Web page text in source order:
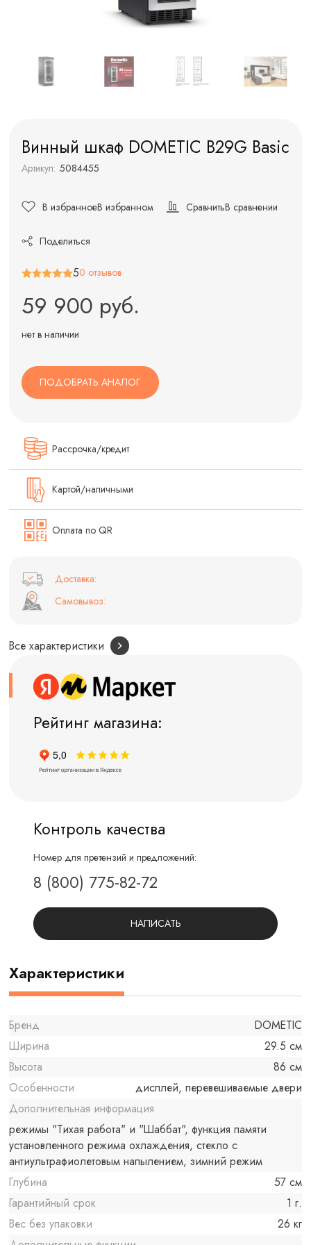
Винный шкаф DOMETIC B29G Basic
Артикул: 5084455
В избранноеВ избранном СравнитьВ сравнении
Поделиться
50 отзывов
59 900 руб.
нет в наличии
ПОДОБРАТЬ АНАЛОГ
Рассрочка/кредит
Картой/наличными
Оплата по QR
Доставка:
Самовывоз:
Все характеристики
Рейтинг магазина:
Контроль качества
Номер для претензий и предложений:
8 (800) 775-82-72
НАПИСАТЬ
Характеристики
Бренд
DOMETIC
Ширина
29.5 см
Высота
86 см
Особенности
дисплей, перевешиваемые двери
Дополнительная информация
режимы "Тихая работа" и "Шаббат", функция памяти
установленного режима охлаждения, стекло с
антиультрафиолетовым напылением, зимний режим
Глубина
57 см
Гарантийный срок
1 г.
Вес без упаковки
26 кг